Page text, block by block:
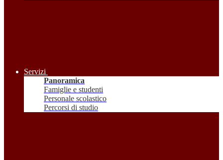
Servizi
Panoramica
Famiglie e studenti
Personale scolastico
Percorsi di studio